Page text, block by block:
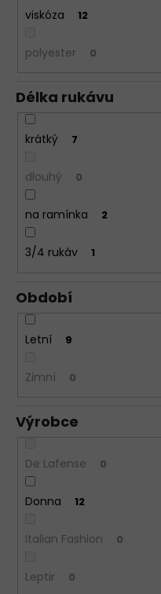
viskóza 12
polyester 0
Délka rukávu
krátký 7
dlouhý 0
na ramínka 2
3/4 rukáv 1
Období
Letní 9
Zimní 0
Výrobce
De Lafense 0
Donna 12
Italian Fashion 0
Leptir 0